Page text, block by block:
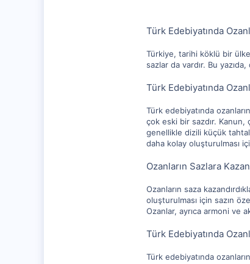
Türk Edebiyatında
Türkiye, tarihi köklü bir
sazlar da vardır. Bu
Türk Edebiyatında
Türk edebiyatında
çok eski bir sazdır. Kanun,
genellikle dizili küçük
daha kolay oluşturulması
Ozanların Sazlara
Ozanların saza
oluşturulması için sazın
Ozanlar, ayrıca armoni ve
Türk Edebiyatında
Türk edebiyatında